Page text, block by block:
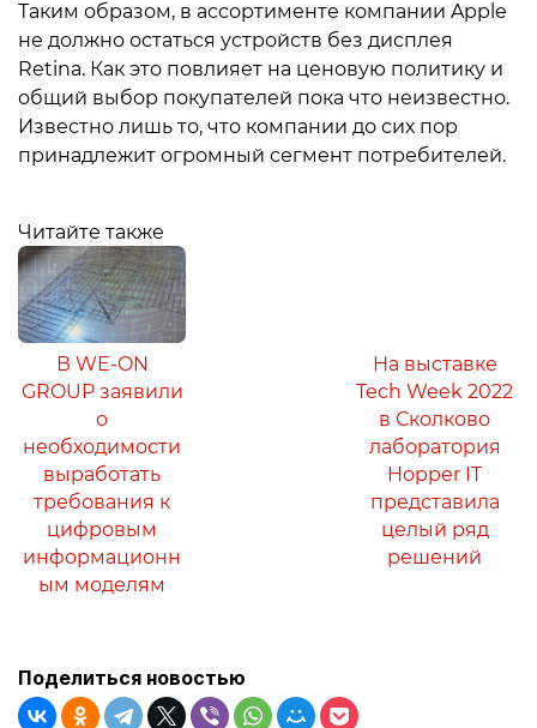
Таким образом, в ассортименте компании Apple
не должно остаться устройств без дисплея
Retina. Как это повлияет на ценовую политику и
общий выбор покупателей пока что неизвестно.
Известно лишь то, что компании до сих пор
принадлежит огромный сегмент потребителей.
Читайте также
В WE-ON
GROUP заявили
о
необходимости
выработать
требования к
цифровым
информационн
ым моделям
На выставке
Tech Week 2022
в Сколково
лаборатория
Hopper IT
представила
целый ряд
решений
Поделиться новостью